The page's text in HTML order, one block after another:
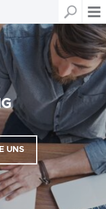
UNS